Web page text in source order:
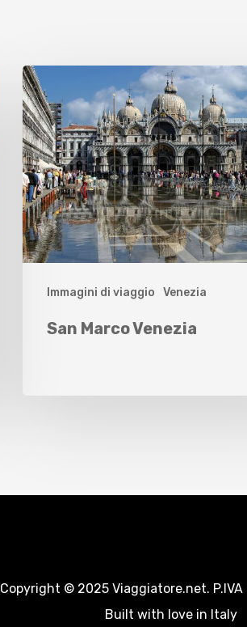
Immagini di viaggio Venezia
San Marco Venezia
Copyright © 2025 Viaggiatore.net.
Built with love in Italy